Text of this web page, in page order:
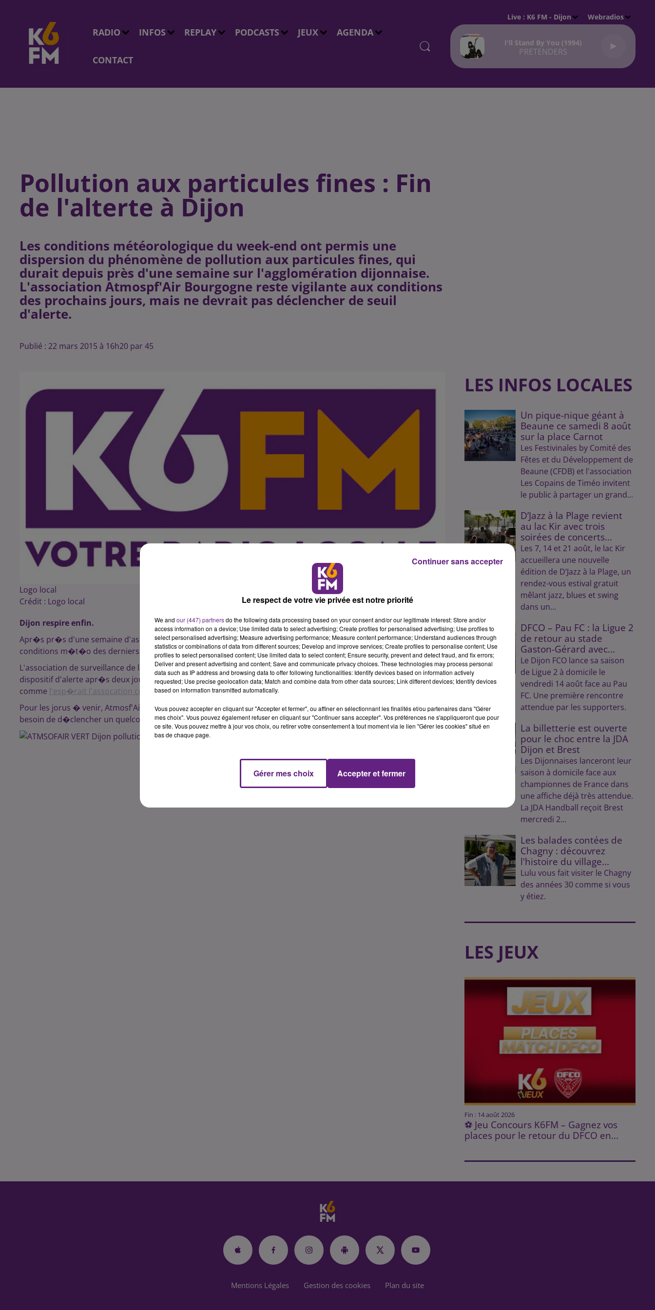
RADIO INFOS REPLAY PODCASTS JEUX AGENDA
CONTACT
Live : K6 FM - Dijon Webradios
I'll Stand By You (1994)
PRETENDERS
Pollution aux particules fines : Fin
de l'alterte à Dijon
Les conditions météorologique du week-end ont permis une
dispersion du phénomène de pollution aux particules fines, qui
durait depuis près d'une semaine sur l'agglomération dijonnaise.
L'association Atmospf'Air Bourgogne reste vigilante aux conditions
des prochains jours, mais ne devrait pas déclencher de seuil
Publié : 22 mars 2015 à 16h20 par 45
Logo local
Crédit : Logo local
Dijon respire enfin.
Apr�s pr�s d'une semaine d'asphyxie due � un "smog" de particules fines sur toute l'agglom�ration, les
conditions m�t�o des derniers jours ont �t� plus favorables � la dispersion de ce ph�nom�ne.
L'association de surveillance de la qualit� de l'air Atmosf'Air Bourgogne a en effet lev� ce dimanche 22 mars son
dispositif d'alerte apr�s deux jours venteux et pluvieux sur l'agglo, qui ont permis de "laver" le sol et les airs,
comme l'esp�rait l'assocation cette semaine.
Pour les jorus � venir, Atmosf'Air Bourgogne pr�vu une l�g�re hausse des polluants, sans pour autant avoir
besoin de d�clencher un quelconque seuil d'alerte.
LES INFOS LOCALES
Un pique-nique géant à
Beaune ce samedi 8 août
sur la place Carnot
Les Festivinales by Comité des
Fêtes et du Développement de
Beaune (CFDB) et l'association
Les Copains de Timéo invitent
le public à partager un grand...
D’Jazz à la Plage revient
au lac Kir avec trois
soirées de concerts...
Les 7, 14 et 21 août, le lac Kir
accueillera une nouvelle
édition de D’Jazz à la Plage, un
rendez-vous estival gratuit
mêlant jazz, blues et swing
dans un...
DFCO – Pau FC : la Ligue 2
de retour au stade
Gaston-Gérard avec...
Le Dijon FCO lance sa saison
de Ligue 2 à domicile le
vendredi 14 août face au Pau
FC. Une première rencontre
attendue par les supporters.
La billetterie est ouverte
pour le choc entre la JDA
Dijon et Brest
Les Dijonnaises lanceront leur
saison à domicile face aux
championnes de France dans
une affiche déjà très attendue.
La JDA Handball reçoit Brest
mercredi 2...
Les balades contées de
Chagny : découvrez
l'histoire du village...
Lulu vous fait visiter le Chagny
des années 30 comme si vous
y étiez.
LES JEUX
Fin : 14 août 2026
⚽ Jeu Concours K6FM – Gagnez vos
places pour le retour du DFCO en...
Mentions Légales Gestion des cookies Plan du site
Le respect de votre vie privée est notre priorité
We and our (447) partnersdo the following data processing based on your consent and/or our legitimate interest: Store and/or
access information on a device; Use limited data to select advertising; Create profiles for personalised advertising; Use profiles to
select personalised advertising; Measure advertising performance; Measure content performance; Understand audiences through
statistics or combinations of data from different sources; Develop and improve services; Create profiles to personalise content; Use
profiles to select personalised content; Use limited data to select content; Ensure security, prevent and detect fraud, and fix errors;
Deliver and present advertising and content; Save and communicate privacy choices. These technologies may process personal
data such as IP address and browsing data to offer following functionalities: Identify devices based on information actively
requested; Use precise geolocation data; Match and combine data from other data sources; Link different devices; Identify devices
based on information transmitted automatically.
Vous pouvez accepter en cliquant sur "Accepter et fermer", ou affiner en sélectionnant les finalités et/ou partenaires dans "Gérer
mes choix". Vous pouvez également refuser en cliquant sur "Continuer sans accepter". Vos préférences ne s'appliqueront que pour
ce site. Vous pouvez mettre à jour vos choix, ou retirer votre consentement à tout moment via le lien "Gérer les cookies" situé en
bas de chaque page.
Gérer mes choix Accepter et fermer
Continuer sans accepter